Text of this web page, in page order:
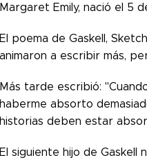
Margaret Emily, nació el 5
El poema de Gaskell,
animaron a escribir más,
Más tarde escribió:
haberme absorto
historias deben estar
El siguiente hijo de Gaskell